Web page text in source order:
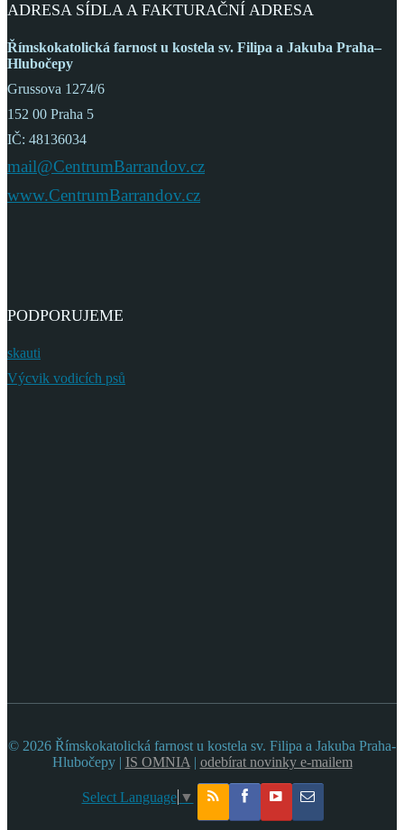
ADRESA SÍDLA A FAKTURAČNÍ ADRESA
Římskokatolická farnost u kostela sv. Filipa a Jakuba Praha–
Hlubočepy
Grussova 1274/6
152 00 Praha 5
IČ: 48136034
mail@CentrumBarrandov.cz
www.CentrumBarrandov.cz
PODPORUJEME
skauti
Výcvik vodicích psů
© 2026 Římskokatolická farnost u kostela sv. Filipa a Jakuba Praha-
Hlubočepy | IS OMNIA | odebírat novinky e-mailem
Select Language ▼